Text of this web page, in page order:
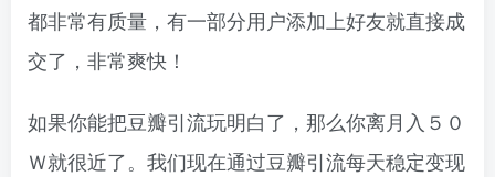
都非常有质量，有一部分用户添加上好友就直接成
交了，非常爽快！
如果你能把豆瓣引流玩明白了，那么你离月入５０
Ｗ就很近了。我们现在通过豆瓣引流每天稳定变现